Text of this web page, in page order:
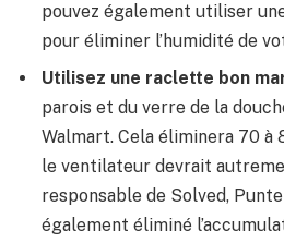
pouvez également utiliser
pour éliminer l’humidité de
Utilisez une raclette bon
parois et du verre de la
Walmart. Cela éliminera 70 à
le ventilateur devrait
responsable de Solved,
également éliminé